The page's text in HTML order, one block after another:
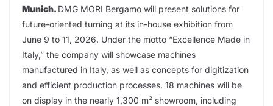
Munich. DMG MORI Bergamo will present solutions for
future-oriented turning at its in-house exhibition from
June 9 to 11, 2026. Under the motto “Excellence Made in
Italy,” the company will showcase machines
manufactured in Italy, as well as concepts for digitization
and efficient production processes. 18 machines will be
on display in the nearly 1,300 m² showroom, including